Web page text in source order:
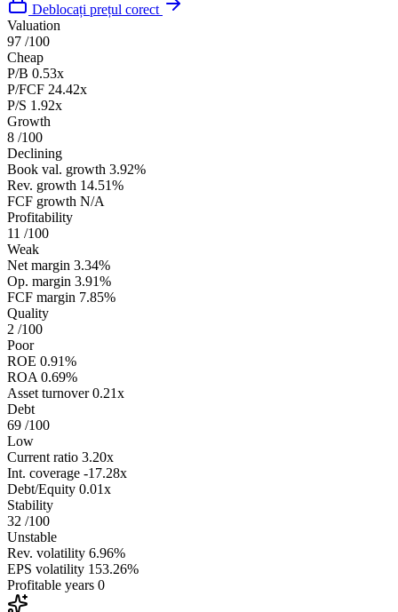
Deblocați prețul corect
Valuation
97 /100
Cheap
P/B 0.53x
P/FCF 24.42x
P/S 1.92x
Growth
8 /100
Declining
Book val. growth 3.92%
Rev. growth 14.51%
FCF growth N/A
Profitability
11 /100
Weak
Net margin 3.34%
Op. margin 3.91%
FCF margin 7.85%
Quality
2 /100
Poor
ROE 0.91%
ROA 0.69%
Asset turnover 0.21x
Debt
69 /100
Low
Current ratio 3.20x
Int. coverage -17.28x
Debt/Equity 0.01x
Stability
32 /100
Unstable
Rev. volatility 6.96%
EPS volatility 153.26%
Profitable years 0